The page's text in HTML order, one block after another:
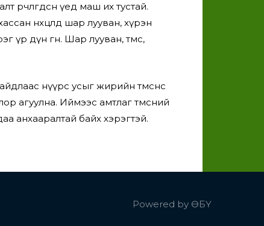
үед маш их тустай.
нөхцөлд шар лууван, хүрэн
үр дүн өгнө. Шар лууван, төмс,
нүүрс усыг жирийн төмснөөс
агуулна. Иймээс амтлаг төмсний
анхааралтай байх хэрэгтэй.
Powered by ӨБҮ